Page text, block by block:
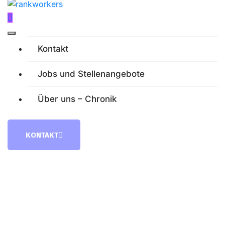
Kontakt
Jobs und Stellenangebote
Über uns – Chronik
KONTAKT